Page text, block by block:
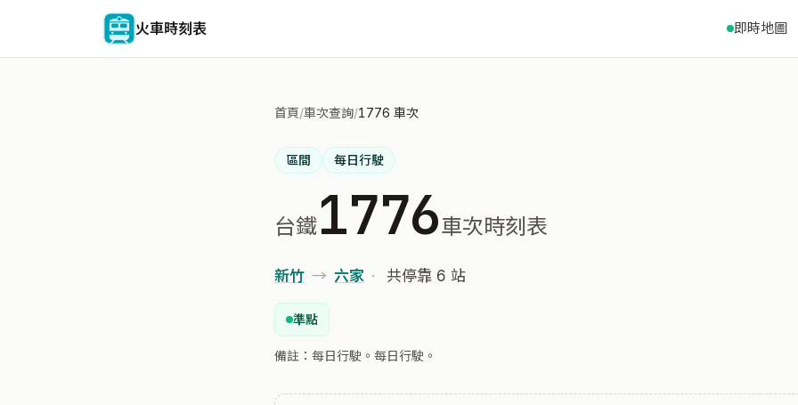
火車時刻表 即時地圖
首頁/車次查詢/1776 車次
區間 每日行駛
台鐵1776車次時刻表
新竹 → 六家 · 共停靠 6 站
準點
備註：每日行駛。每日行駛。